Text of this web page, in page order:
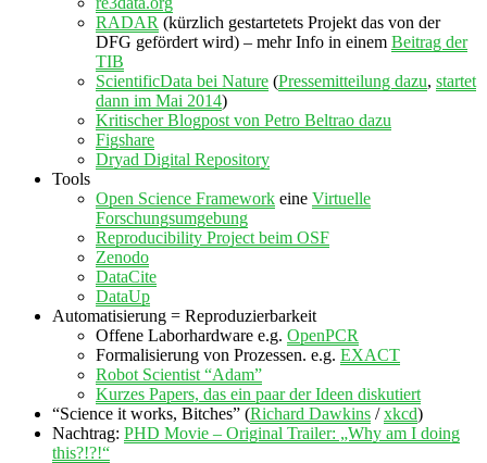
RADAR (kürzlich gestartetets Projekt das von der
DFG gefördert wird) – mehr Info in einem Beitrag der
TIB
ScientificData bei Nature (Pressemitteilung dazu, startet
dann im Mai 2014)
Kritischer Blogpost von Petro Beltrao dazu
Figshare
Dryad Digital Repository
Tools
Open Science Framework eine Virtuelle
Forschungsumgebung
Reproducibility Project beim OSF
Zenodo
DataCite
DataUp
Automatisierung = Reproduzierbarkeit
Offene Laborhardware e.g. OpenPCR
Formalisierung von Prozessen. e.g. EXACT
Robot Scientist “Adam”
Kurzes Papers, das ein paar der Ideen diskutiert
“Science it works, Bitches” (Richard Dawkins /xkcd)
Nachtrag: PHD Movie – Original Trailer: „Why am I doing
this?!?!“